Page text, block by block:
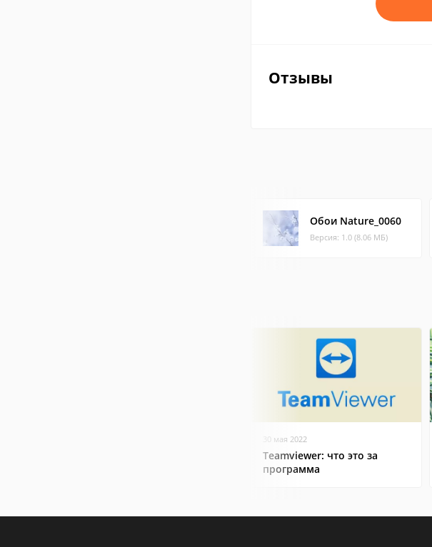
Отзывы
Обои Nature_0060
Версия: 1.0 (8.06 МБ)
30 мая 2022
Teamviewer: что это за
программа